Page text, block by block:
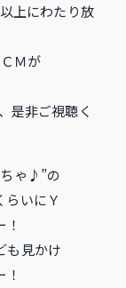
上にわたり放
Ｍが
是非ご視聴く
ゃ♪”の
らいにＹ
も見かけ